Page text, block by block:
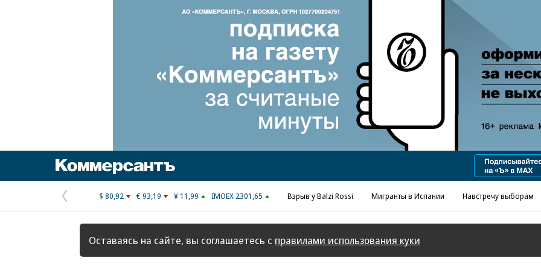
Реклама в «Ъ» www.kommersant.ru/ad
Предыдущая
страница
$ 80,92 € 93,19 ¥ 11,99 IMOEX 2301,65 Взрыв у Balzi Rossi Мигранты в Испании Навстречу выборам
Оставаясь на сайте, вы соглашаетесь с правилами использования куки